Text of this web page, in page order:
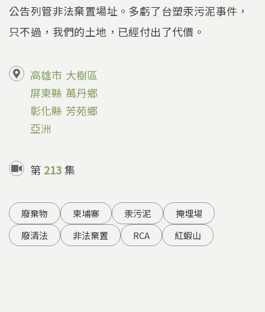
公告列管非法棄置場址。多虧了台塑汞污泥事件，
只不過，我們的土地，已經付出了代價。
高雄市 大樹區
屏東縣 萬丹鄉
彰化縣 芳苑鄉
亞洲
第 213集
廢棄物 柬埔寨 汞污泥
掩埋場
廢清法
非法棄置 RCA 紅蝦山